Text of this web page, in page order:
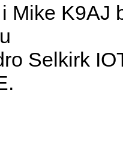
Mike K9AJ
Selkirk